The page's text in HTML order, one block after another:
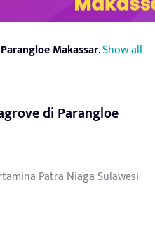
Makassar.Show all
di Parangloe
Patra Niaga Sulawesi